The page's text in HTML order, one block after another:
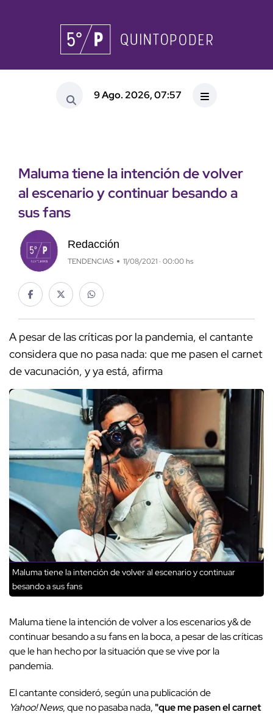
9 Ago. 2026, 07:57
Maluma tiene la intención de volver
al escenario y continuar besando a
sus fans
Redacción
TENDENCIAS 11/08/2021 · 00:00 hs
A pesar de las críticas por la pandemia, el cantante
considera que no pasa nada: que me pasen el carnet
de vacunación, y ya está, afirma
Maluma tiene la intención de volver al escenario y continuar
besando a sus fans
Maluma tiene la intención de volver a los escenarios y& de
continuar besando a su fans en la boca, a pesar de las críticas
que le han hecho por la situación que se vive por la
pandemia.
El cantante consideró, según una publicación de
Yahoo! News, que no pasaba nada, "que me pasen el carnet